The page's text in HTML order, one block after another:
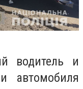
водитель и
автомобиля